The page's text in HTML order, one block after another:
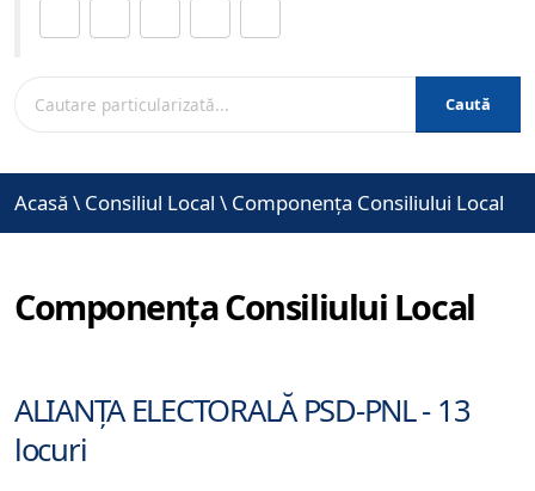
Caută
Acasă \ Consiliul Local \ Componența Consiliului Local
Componența Consiliului Local
ALIANŢA ELECTORALĂ PSD-PNL - 13
locuri